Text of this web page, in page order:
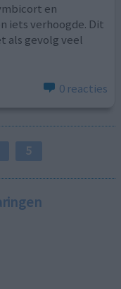
en
iets verhoogde. Dit
als gevolg veel
0 reacties
5